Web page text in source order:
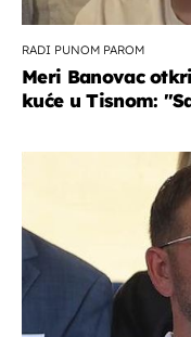
RADI PUNOM PAROM
Meri Banovac
kuće u Tisnom: